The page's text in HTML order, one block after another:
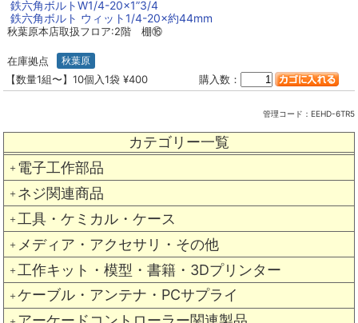
カテゴリー一覧
＋ 電子工作部品
＋ ネジ関連商品
＋ 工具・ケミカル・ケース
＋ メディア・アクセサリ・その他
＋ 工作キット・模型・書籍・3Dプリンター
＋ ケーブル・アンテナ・PCサプライ
鉄六角ボルトW1/4-20×1”3/4
鉄六角ボルト ウィット1/4-20×約44mm
秋葉原本店取扱フロア:2階 棚⑯
在庫拠点 秋葉原
【数量1組〜】10個入1袋 ¥400 購入数：
管理コード： EEHD-6TR5